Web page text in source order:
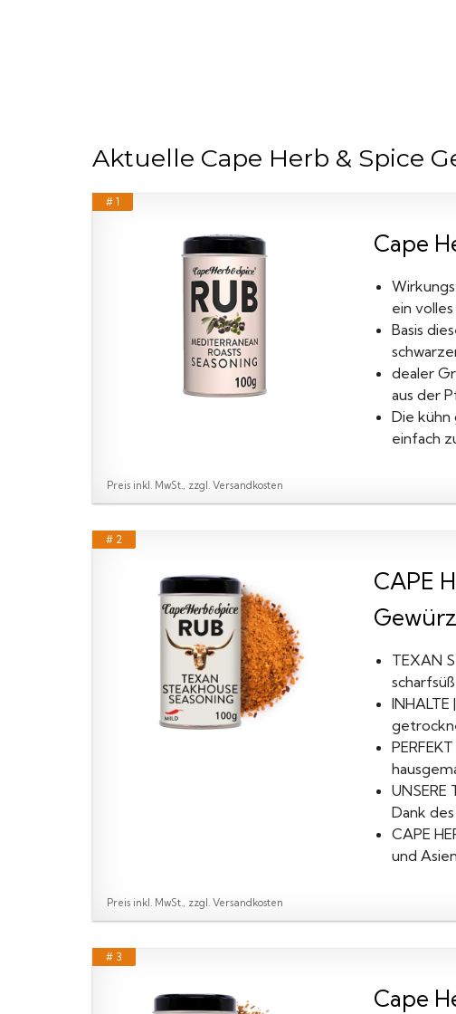
Aktuelle Cape Herb & Spice
# 1
Cape
ein
Basis
dealer
aus der
Die kühn
einfach
Preis inkl. MwSt., zzgl. Versandkosten
# 2
CAPE
TEXAN
Dank
CAPE
und
Preis inkl. MwSt., zzgl. Versandkosten
# 3
Cape